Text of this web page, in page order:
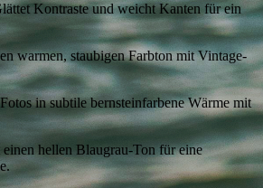
Kontraste und weicht Kanten für ein
warmen, staubigen Farbton mit Vintage-
in subtile bernsteinfarbene Wärme mit
hellen Blaugrau-Ton für eine